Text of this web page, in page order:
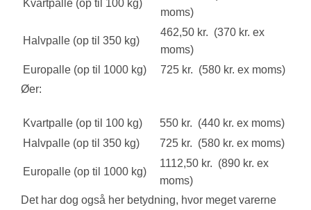
Kvartpalle (op til 100 kg)
moms)
Halvpalle (op til 350 kg)
462,50 kr. (370 kr. ex
moms)
Europalle (op til 1000 kg)
725 kr. (580 kr. ex moms)
Øer:
Kvartpalle (op til 100 kg)
550 kr. (440 kr. ex moms)
Halvpalle (op til 350 kg)
725 kr. (580 kr. ex moms)
Europalle (op til 1000 kg)
1112,50 kr. (890 kr. ex
moms)
Det har dog også her betydning, hvor meget varerne